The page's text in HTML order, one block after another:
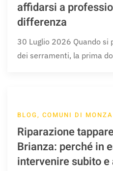
affidarsi a
differenza
30 Luglio 2026 Quando si
dei serramenti, la prima
BLOG, COMUNI DI MONZA
Riparazione
Brianza: perché in
intervenire subito